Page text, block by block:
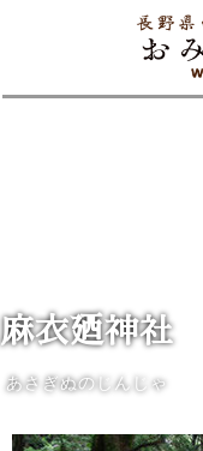
麻衣廼神社
あさぎぬのじんじゃ